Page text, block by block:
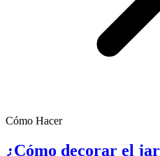
Cómo Hacer
¿Cómo decorar el